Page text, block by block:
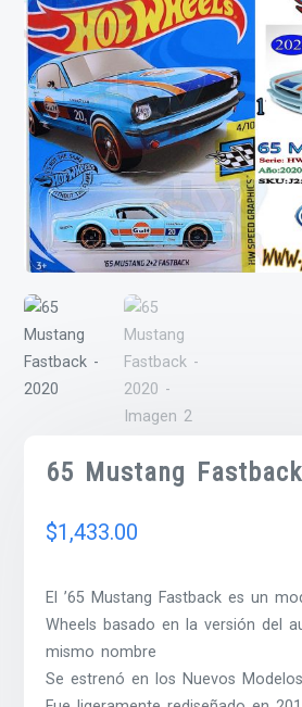
65 Mustang
$1,433.00
El ’65 Mustang Fastback es un
Wheels basado en la versión del
mismo nombre
Se estrenó en los Nuevos